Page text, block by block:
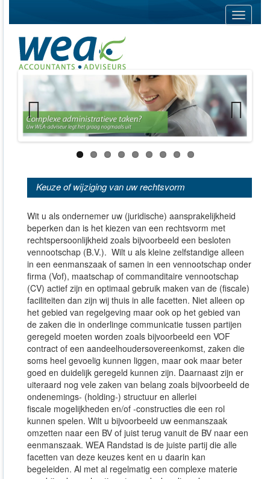
Previous Next
Keuze of wijziging van uw rechtsvorm
Wit u als ondernemer uw (juridische) aansprakelijkheid
beperken dan is het kiezen van een rechtsvorm met
rechtspersoonlijkheid zoals bijvoorbeeld een besloten
vennootschap (B.V.). Wilt u als kleine zelfstandige alleen
in een eenmanszaak of samen in een vennootschap onder
firma (Vof), maatschap of commanditaire vennootschap
(CV) actief zijn en optimaal gebruik maken van de (fiscale)
faciliteiten dan zijn wij thuis in alle facetten. Niet alleen op
het gebied van regelgeving maar ook op het gebied van
de zaken die in onderlinge communicatie tussen partijen
geregeld moeten worden zoals bijvoorbeeld een VOF
contract of een aandeelhoudersovereenkomst, zaken die
soms heel gevoelig kunnen liggen, maar ook maar beter
goed en duidelijk geregeld kunnen zijn. Daarnaast zijn er
uiteraard nog vele zaken van belang zoals bijvoorbeeld de
ondenemings- (holding-) structuur en allerlei
fiscale mogelijkheden en/of -constructies die een rol
kunnen spelen. Wilt u bijvoorbeeld uw eenmanszaak
omzetten naar een BV of juist terug vanuit de BV naar een
eenmanszaak. WEA Randstad is de juiste partij die alle
facetten van deze keuzes kent en u daarin kan
begeleiden. Al met al regelmatig een complexe materie